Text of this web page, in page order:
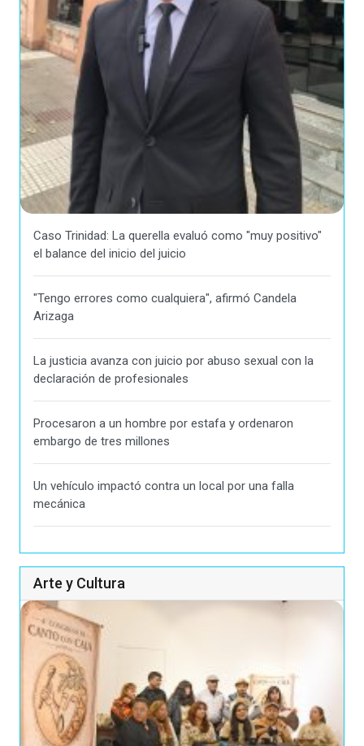
Caso Trinidad: La querella evaluó como "muy positivo"
el balance del inicio del juicio
"Tengo errores como cualquiera", afirmó Candela
Arizaga
La justicia avanza con juicio por abuso sexual con la
declaración de profesionales
Procesaron a un hombre por estafa y ordenaron
embargo de tres millones
Un vehículo impactó contra un local por una falla
mecánica
Arte y Cultura